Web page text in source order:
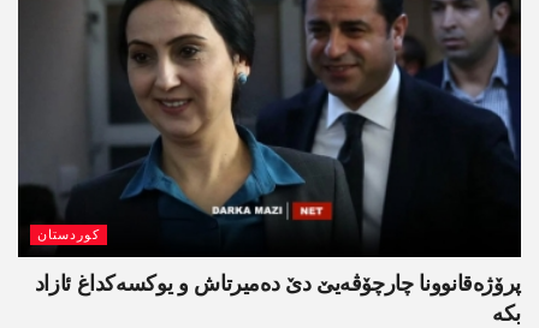
کوردستان
پرۆژەقانوونا چارچۆڤەیێ دێ دەمیرتاش و یوکسەکداغ ئازاد
بکە